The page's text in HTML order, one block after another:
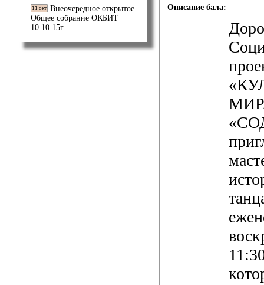
11 окт Внеочередное открытое
Общее собрание ОКБИТ
10.10.15г.
Описание бала: